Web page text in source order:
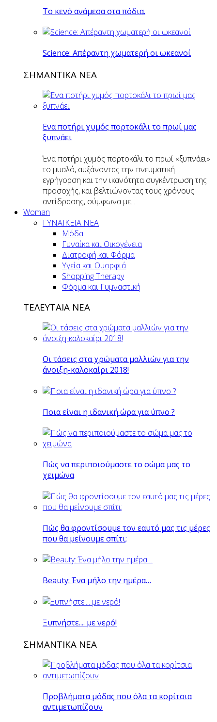
Το κενό ανάμεσα στα πόδια.
Science: Απέραντη χωματερή οι ωκεανοί
ΣΗΜΑΝΤΙΚΑ ΝΕΑ
Eνα ποτήρι χυμός πορτοκάλι το πρωί μας
ξυπνάει
Ένα ποτήρι χυμός πορτοκάλι το πρωί «ξυπνάει»
το μυαλό, αυξάνοντας την πνευματική
εγρήγορση και την ικανότητα συγκέντρωση της
προσοχής, και βελτιώνοντας τους χρόνους
αντίδρασης, σύμφωνα με...
Woman
ΓΥΝΑΙΚΕΙΑ ΝΕΑ
Μόδα
Γυναίκα και Οικογένεια
Διατροφή και Φόρμα
Υγεία και Ομορφιά
Shopping Therapy
Φόρμα και Γυμναστική
ΤΕΛΕΥΤΑΙΑ ΝΕΑ
Οι τάσεις στα χρώματα μαλλιών για την
άνοιξη-καλοκαίρι 2018!
Ποια είναι η ιδανική ώρα για ύπνο ?
Πώς να περιποιούμαστε το σώμα μας το
χειμώνα
Πώς θα φροντίσουμε τον εαυτό μας τις μέρες
που θα μείνουμε σπίτι;
Beauty: Ένα μήλο την ημέρα…
Ξυπνήστε.... με νερό!
ΣΗΜΑΝΤΙΚΑ ΝΕΑ
Προβλήματα μόδας που όλα τα κορίτσια
αντιμετωπίζουν